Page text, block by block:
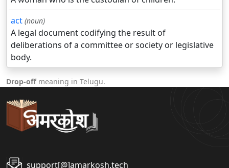
act (noun)
A legal document codifying the result of
deliberations of a committee or society or legislative
body.
Drop-offmeaning in Telugu.
support[@]amarkosh.tech